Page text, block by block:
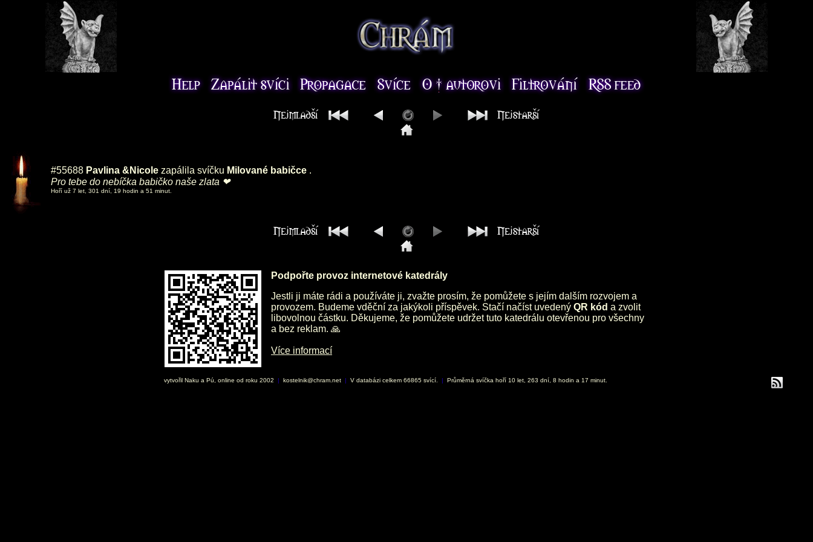
#55688 Pavlina &Nicole zapálila svíčku Milované babičce .
Pro tebe do nebíčka babičko naše zlata ❤
Hoří už 7 let, 301 dní, 19 hodin a 51 minut.
Podpořte provoz internetové katedrály
Jestli ji máte rádi a používáte ji, zvažte prosím, že pomůžete s jejím dalším rozvojem a
provozem. Budeme vděční za jakýkoli příspěvek. Stačí načíst uvedený QR kód a zvolit
libovolnou částku. Děkujeme, že pomůžete udržet tuto katedrálu otevřenou pro všechny
a bez reklam. 🙏
Více informací
vytvořil Naku a Pú, online od roku 2002 | kostelnik@chram.net | V databázi celkem 66865 svící. | Průměrná svíčka hoří 10 let, 263 dní, 8 hodin a 17 minut.